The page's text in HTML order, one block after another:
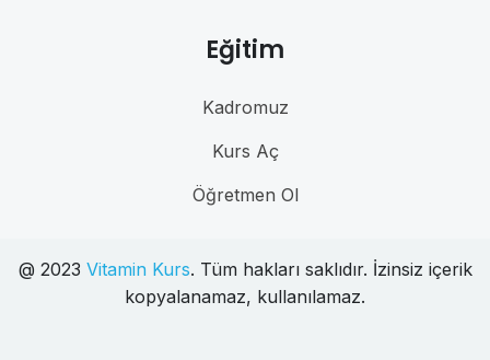
Eğitim
Kadromuz
Kurs Aç
Öğretmen Ol
@ 2023 Vitamin Kurs. Tüm hakları saklıdır. İzinsiz içerik
kopyalanamaz, kullanılamaz.